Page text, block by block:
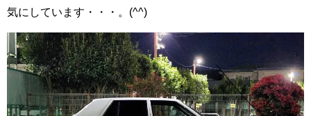
気にしています・・・。(^^)